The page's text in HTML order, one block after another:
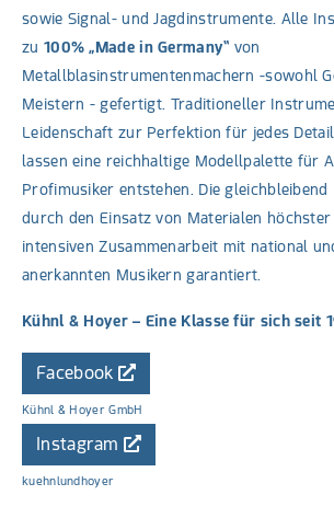
sowie Signal- und Jagdinstrumente. Alle
zu 100% „Made in Germany“ von
Metallblasinstrumentenmachern -sowohl
Meistern - gefertigt. Traditioneller
Leidenschaft zur Perfektion für jedes
lassen eine reichhaltige Modellpalette für
Profimusiker entstehen. Die gleichbleibend
durch den Einsatz von Materialen
intensiven Zusammenarbeit mit national
anerkannten Musikern garantiert.
Kühnl & Hoyer – Eine Klasse für sich seit
Facebook
Kühnl & Hoyer GmbH
Instagram
kuehnlundhoyer